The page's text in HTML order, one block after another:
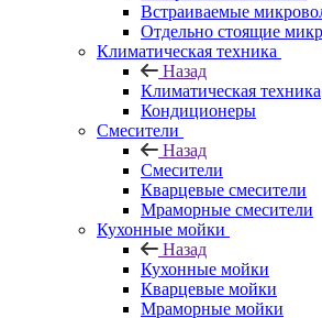
Встраиваемые
Отдельно стоящие
Климатическая техника
Назад
Климатическая техника
Кондиционеры
Смесители
Назад
Смесители
Кварцевые смесители
Мраморные смесители
Кухонные мойки
Назад
Кухонные мойки
Кварцевые мойки
Мраморные мойки